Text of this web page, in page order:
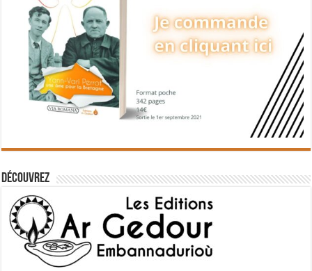
Découvrez